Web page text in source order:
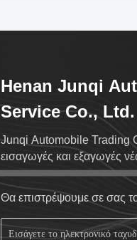
Henan Junqi
Service Co., Ltd.
Junqi Automobile Trading
εισαγωγές και εξαγωγές
Θα επιστρέψουμε σε σας